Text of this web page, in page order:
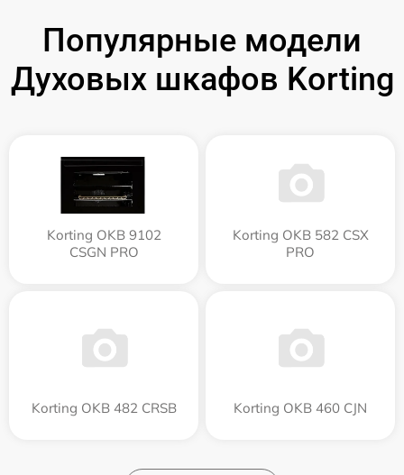
Популярные модели
Духовых шкафов Korting
Korting OKB 9102
CSGN PRO
Korting OKB 582 CSX
PRO
Korting OKB 482 CRSB Korting OKB 460 CJN